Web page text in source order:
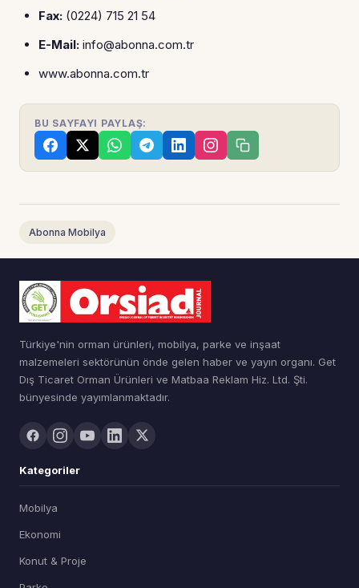
Fax: (0224) 715 21 54
E-Mail: info@abonna.com.tr
www.abonna.com.tr
BU SAYFAYI PAYLAŞ:
Abonna Mobilya
Türkiye'nin orman ürünleri, mobilya, parke ve inşaat
malzemeleri sektörünün önde gelen haber ve yayın organı. Get
Dış Ticaret Orman Ürünleri ve Matbaa Reklam Hiz. Ltd. Şti.
bünyesinde yayımlanmaktadır.
Kategoriler
Mobilya
Ekonomi
Konut & Proje